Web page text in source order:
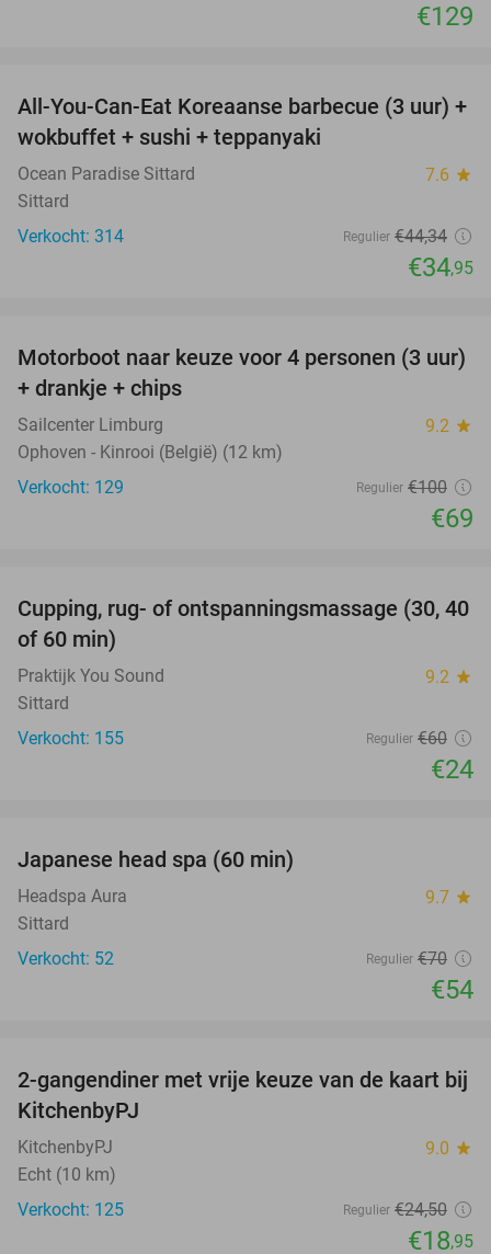
€129
21%
All-You-Can-Eat Koreaanse barbecue (3 uur) +
wokbuffet + sushi + teppanyaki
Ocean Paradise Sittard 7.6 star
Sittard
Verkocht: 314
Regulier €44,34
€34,95
31%
Motorboot naar keuze voor 4 personen (3 uur)
+ drankje + chips
Sailcenter Limburg 9.2 star
Ophoven - Kinrooi (België) (12 km)
Verkocht: 129
Regulier €100
€69
60%
Cupping, rug- of ontspanningsmassage (30, 40
of 60 min)
Praktijk You Sound 9.2 star
Sittard
Verkocht: 155
Regulier €60
€24
Japanese head spa (60 min)
Headspa Aura 9.7 star
Sittard
Verkocht: 52
Regulier €70
€54
23%
2-gangendiner met vrije keuze van de kaart bij
KitchenbyPJ
KitchenbyPJ 9.0 star
Echt (10 km)
Verkocht: 125
Regulier €24,50
€18,95